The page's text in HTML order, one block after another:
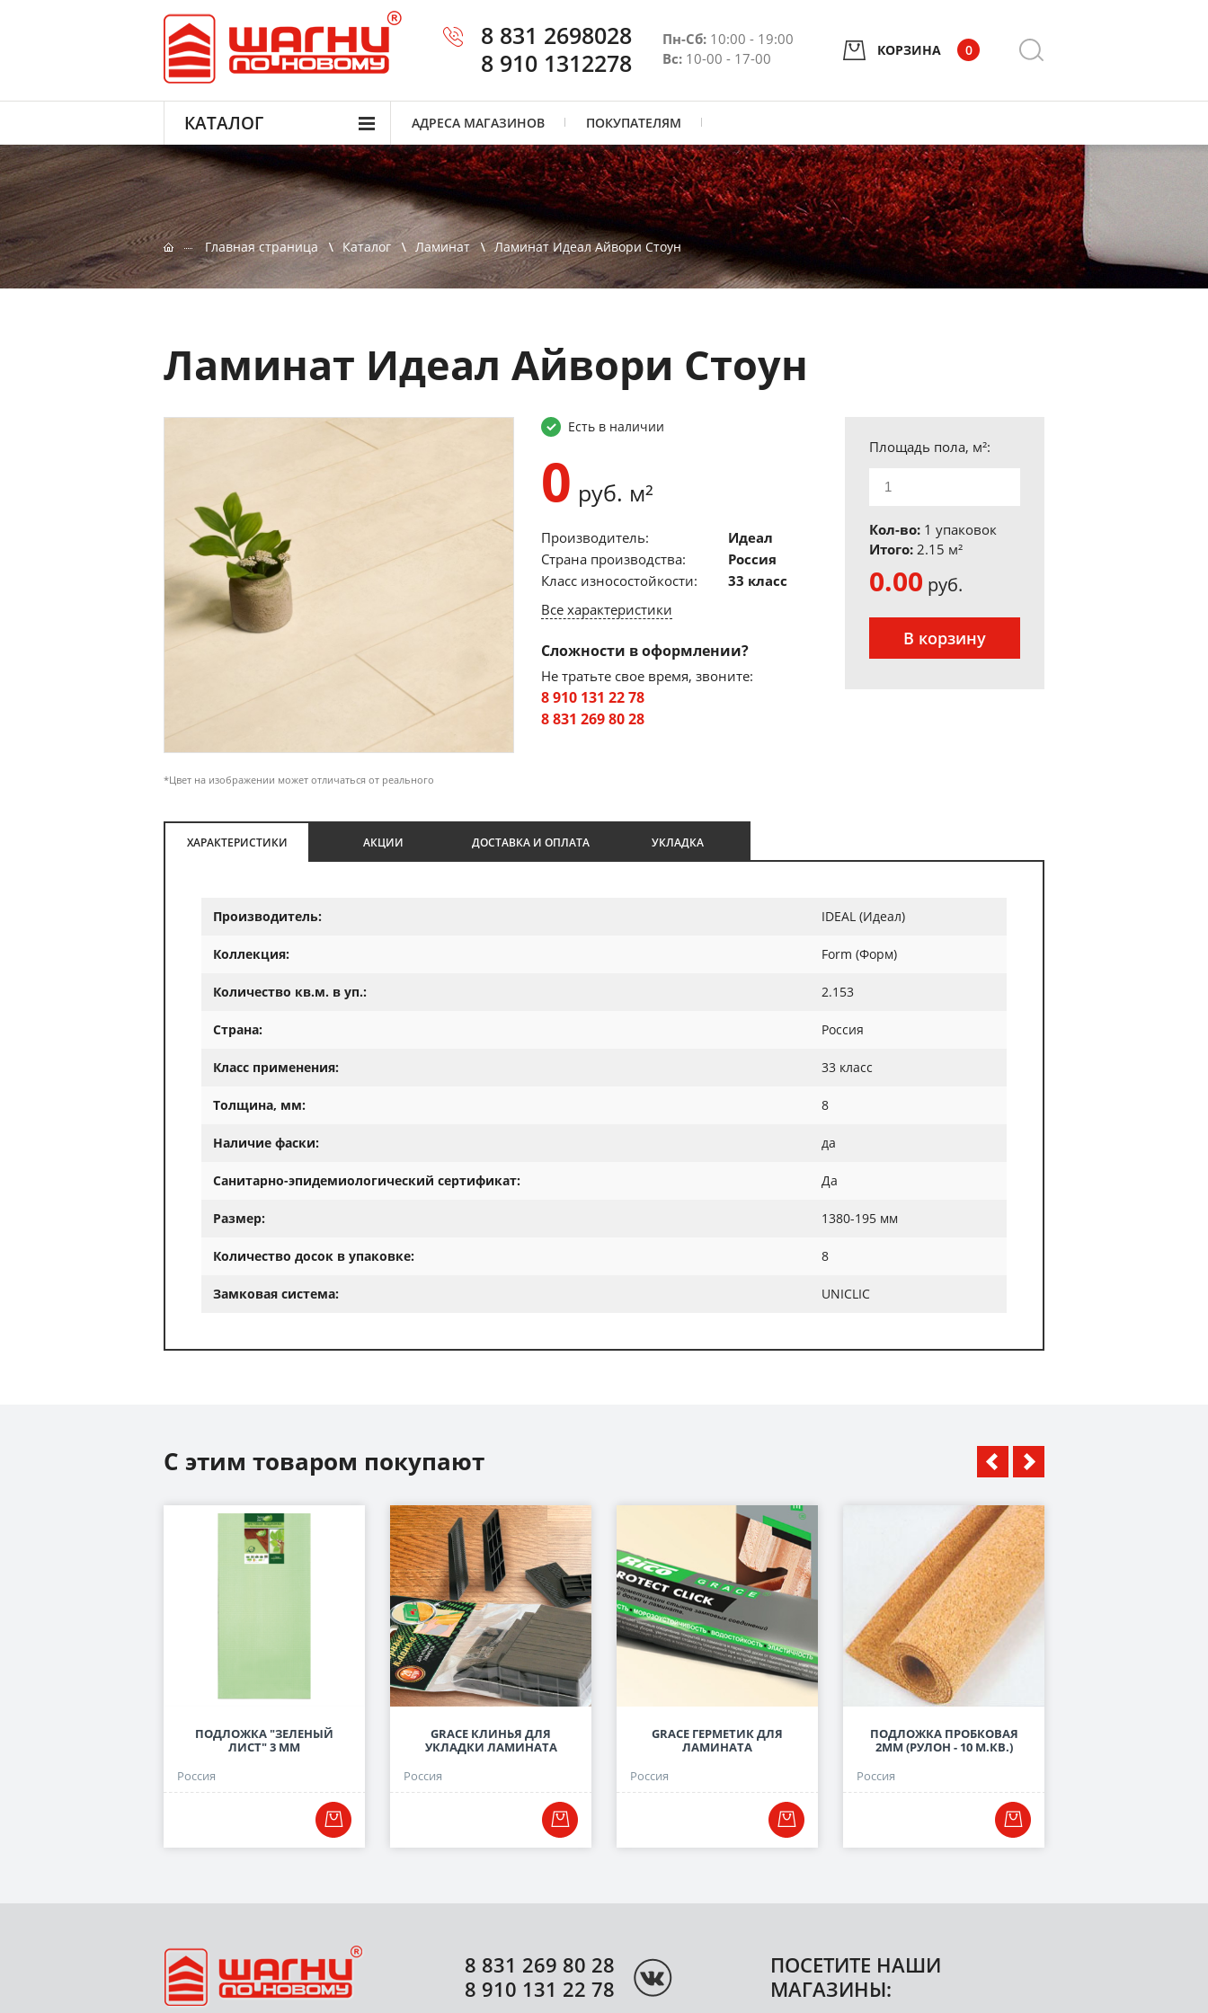
8 831 2698028
8 910 1312278
Пн-Сб: 10:00 - 19:00
Вс: 10-00 - 17-00 КОРЗИНА 0
КАТАЛОГ АДРЕСА МАГАЗИНОВ ПОКУПАТЕЛЯМ
Главная страница Каталог Ламинат Ламинат Идеал Айвори Стоун
Ламинат Идеал Айвори Стоун
*Цвет на изображении может отличаться от реального
Есть в наличии
0 руб. м²
Производитель:
Идеал
Страна производства:
Россия
Класс износостойкости:
33 класс
Все характеристики
Сложности в оформлении?
Не тратьте свое время, звоните:
8 910 131 22 78
8 831 269 80 28
Площадь пола, м²:
Кол-во: 1 упаковок
Итого: 2.15 м²
0.00 руб.
В корзину
ХАРАКТЕРИСТИКИ АКЦИИ ДОСТАВКА И ОПЛАТА УКЛАДКА
Производитель: IDEAL (Идеал)
Коллекция: Form (Форм)
Количество кв.м. в уп.: 2.153
Страна: Россия
Класс применения: 33 класс
Толщина, мм: 8
Наличие фаски: да
Санитарно-эпидемиологический сертификат: Да
Размер: 1380-195 мм
Количество досок в упаковке: 8
Замковая система: UNICLIC
С этим товаром покупают
ПОДЛОЖКА "ЗЕЛЕНЫЙ
ЛИСТ" 3 ММ
Россия
GRACE КЛИНЬЯ ДЛЯ
УКЛАДКИ ЛАМИНАТА
Россия
GRACE ГЕРМЕТИК ДЛЯ
ЛАМИНАТА
Россия
ПОДЛОЖКА ПРОБКОВАЯ
2ММ (РУЛОН - 10 М.КВ.)
Россия
8 831 269 80 28
8 910 131 22 78
ПОСЕТИТЕ НАШИ
МАГАЗИНЫ: